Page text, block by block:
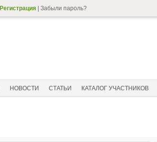
Регистрация Забыли пароль?
НОВОСТИ СТАТЬИ КАТАЛОГ УЧАСТНИКОВ